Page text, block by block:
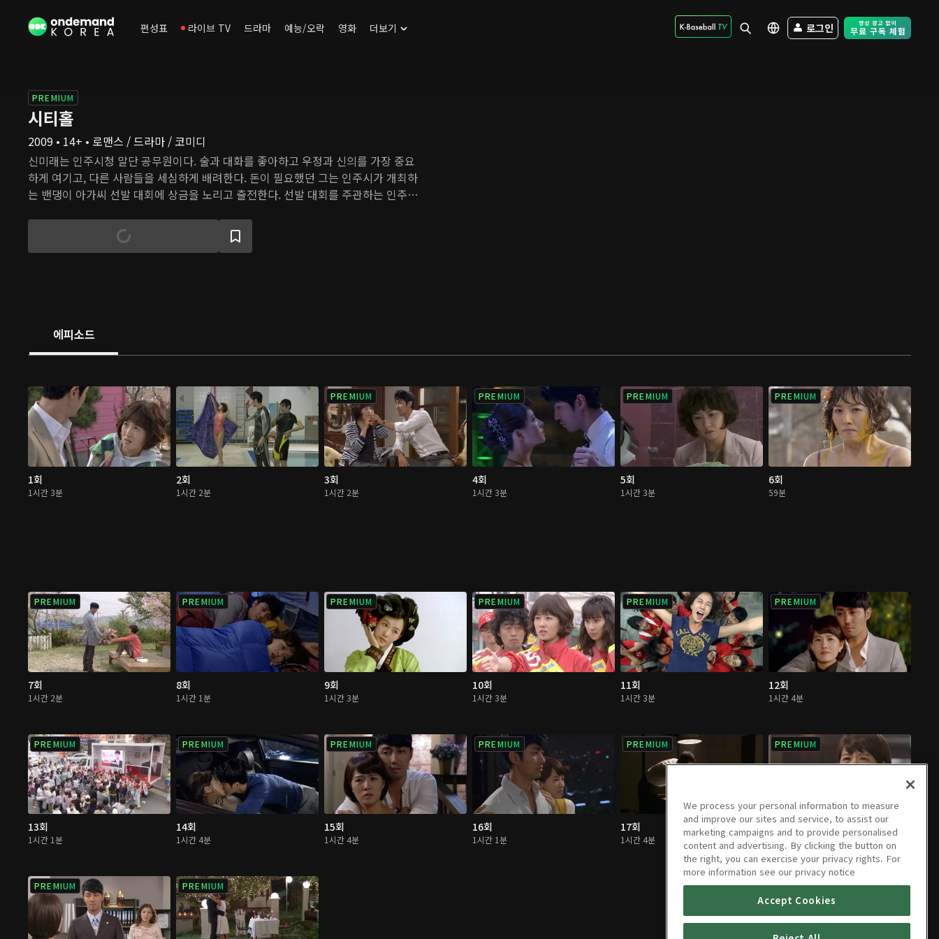
편성표 라이브 TV 드라마 예능/오락 영화 더보기 로그인 Free Trial -
PREMIUM
시티홀
2009 • 14+ • 로맨스 / 드라마 / 코미디
신미래는 인주시청 말단 공무원이다. 술과 대화를 좋아하고 우정과 신의를 가장 중요
하게 여기고, 다른 사람들을 세심하게 배려한다. 돈이 필요했던 그는 인주시가 개최하
는 밴댕이 아가씨 선발 대회에 상금을 노리고 출전한다. 선발 대회를 주관하는 인주시
따라 지방 도시의 부시장으로 부임했고, 인주시에서의 활동을 바탕으로 중앙 정계에
진출하려 한다. 그의 정치력은 모두를 손에 넣고 조종할 수 있지만 미래에겐 통하지
에피소드
1회
1시간 3분
2회
1시간 2분
PREMIUM
3회
1시간 2분
PREMIUM
4회
1시간 3분
PREMIUM
5회
1시간 3분
PREMIUM
6회
59분
PREMIUM
7회
1시간 2분
PREMIUM
8회
1시간 1분
PREMIUM
9회
1시간 3분
PREMIUM
10회
1시간 3분
PREMIUM
11회
1시간 3분
PREMIUM
12회
1시간 4분
PREMIUM
13회
1시간 1분
PREMIUM
14회
1시간 4분
PREMIUM
15회
1시간 4분
PREMIUM
16회
1시간 1분
PREMIUM
17회
1시간 4분
PREMIUM
18회
1시간 4분
PREMIUM PREMIUM
We process your personal information to measure
and improve our sites and service, to assist our
marketing campaigns and to provide personalised
content and advertising. By clicking the button on
the right, you can exercise your privacy rights. For
more information see our privacy notice
Accept Cookies